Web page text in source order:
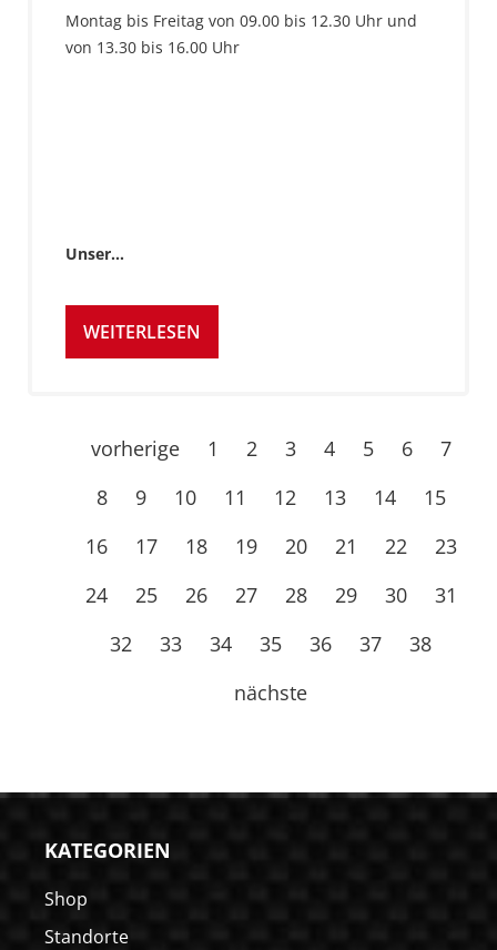
Montag bis Freitag von 09.00 bis 12.30 Uhr und
von 13.30 bis 16.00 Uhr
Unser…
WEITERLESEN
vorherige 1 2 3 4 5 6
7
8
9 10 11 12 13 14
15
16
17 18 19 20 21 22
23
24
25 26 27 28 29 30
31
32
33 34 35 36 37
38
nächste
KATEGORIEN
Shop
Standorte